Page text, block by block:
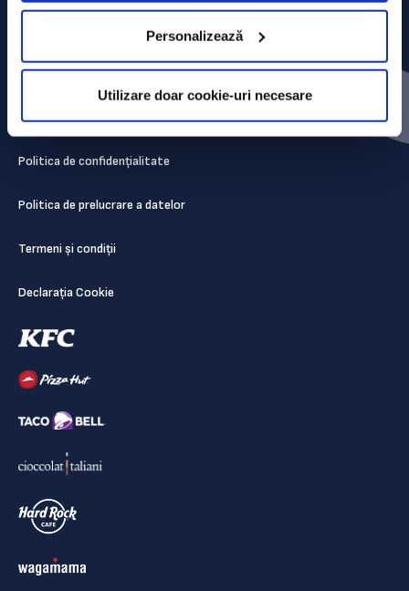
Personalizează
Utilizare doar cookie-uri necesare
Contact
Comunicate de presă
Politica de confidențialitate
Politica de prelucrare a datelor
Termeni și condiții
Declarația Cookie